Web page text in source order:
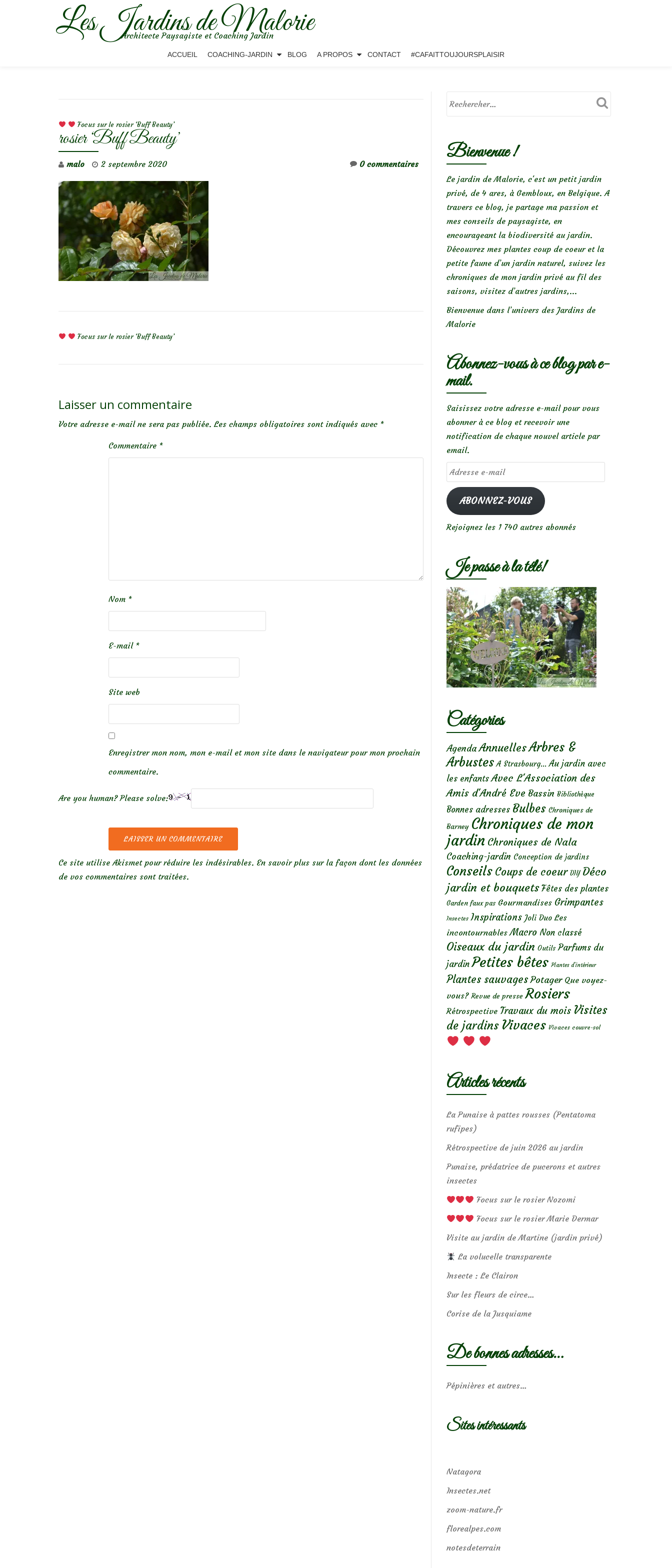
Les Jardins de Malorie
Architecte Paysagiste et Coaching Jardin
ACCUEIL COACHING-JARDIN BLOG A PROPOS CONTACT #CAFAITTOUJOURSPLAISIR
Focus sur le rosier ‘Buff Beauty’
rosier ‘Buff Beauty’
malo 2 septembre 2020 0 commentaires
Focus sur le rosier ‘Buff Beauty’
Laisser un commentaire
Votre adresse e-mail ne sera pas publiée. Les champs obligatoires sont indiqués avec *
Commentaire *
Nom *
E-mail *
Site web
Enregistrer mon nom, mon e-mail et mon site dans le navigateur pour mon prochain
commentaire.
Are you human? Please solve:
Ce site utilise Akismet pour réduire les indésirables. En savoir plus sur la façon dont les données
de vos commentaires sont traitées.
Bienvenue !
Le jardin de Malorie, c'est un petit jardin
privé, de 4 ares, à Gembloux, en Belgique. A
travers ce blog, je partage ma passion et
mes conseils de paysagiste, en
encourageant la biodiversité au jardin.
Découvrez mes plantes coup de coeur et la
petite faune d’un jardin naturel, suivez les
chroniques de mon jardin privé au fil des
saisons, visitez d’autres jardins,...
Bienvenue dans l’univers des Jardins de
Malorie
Abonnez-vous à ce blog par e-
mail.
Saisissez votre adresse e-mail pour vous
abonner à ce blog et recevoir une
notification de chaque nouvel article par
email.
Adresse
e-
mailABONNEZ-VOUS
Rejoignez les 1 740 autres abonnés
Je passe à la télé!
Catégories
Agenda AnnuellesArbres &
Arbustes A Strasbourg... Au jardin avec
les enfants Avec L'Association des
Amis d'André Eve Bassin Bibliothèque
Bonnes adresses Bulbes Chroniques de
Barney Chroniques de mon
jardin Chroniques de Nala
Coaching-jardin Conception de jardins
Conseils Coups de coeur DIY Déco
jardin et bouquets Fêtes des plantes
Garden faux pas Gourmandises Grimpantes
Insectes Inspirations Joli Duo Les
incontournables Macro Non classé
Oiseaux du jardin Outils Parfums du
jardin Petites bêtes Plantes d’intérieur
Plantes sauvages Potager Que voyez-
vous? Revue de presse Rosiers
Rétrospective Travaux du mois Visites
de jardins Vivaces Vivaces couvre-sol
Articles récents
La Punaise à pattes rousses (Pentatoma
rufipes)
Rétrospective de juin 2026 au jardin
Punaise, prédatrice de pucerons et autres
insectes
Focus sur le rosier Nozomi
Focus sur le rosier Marie Dermar
Visite au jardin de Martine (jardin privé)
La volucelle transparente
Insecte : Le Clairon
Sur les fleurs de circe…
Corise de la Jusquiame
De bonnes adresses…
Pépinières et autres…
Sites intéressants
Natagora
Insectes.net
zoom-nature.fr
florealpes.com
notesdeterrain